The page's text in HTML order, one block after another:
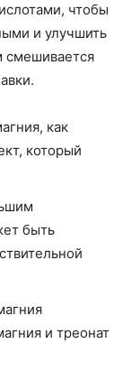
чтобы
и улучшить
смешивается
как
который
быть
и треонат